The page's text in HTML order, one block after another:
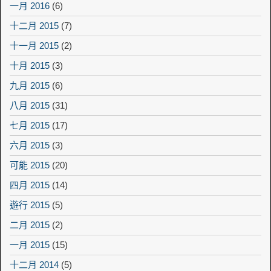
一月 2016 (6)
十二月 2015 (7)
十一月 2015 (2)
十月 2015 (3)
九月 2015 (6)
八月 2015 (31)
七月 2015 (17)
六月 2015 (3)
可能 2015 (20)
四月 2015 (14)
遊行 2015 (5)
二月 2015 (2)
一月 2015 (15)
十二月 2014 (5)